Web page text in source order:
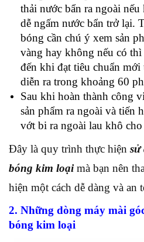
thải nước bẩn ra ngoài
dễ ngấm nước bẩn trở lại.
bóng cần chú ý xem sản
vàng hay không nếu có
đến khi đạt tiêu chuẩn
diễn ra trong khoảng 60
Sau khi hoàn thành công
sản phẩm ra ngoài và tiến
vớt bi ra ngoài lau khô
Đây là quy trình thực hiện sử
bóng kim loạimà bạn nên
hiện một cách dễ dàng và an
2. Những dòng máy mài
bóng kim loại